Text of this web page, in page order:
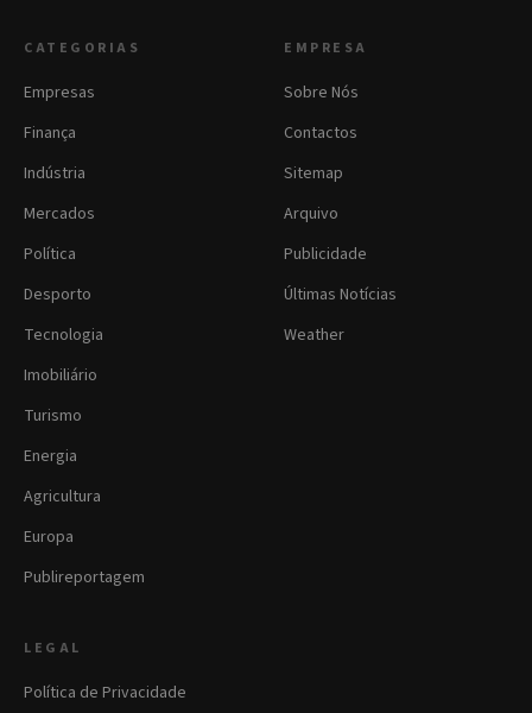
CATEGORIAS
Empresas
Finança
Indústria
Mercados
Política
Desporto
Tecnologia
Imobiliário
Turismo
Energia
Agricultura
Europa
Publireportagem
EMPRESA
Sobre Nós
Contactos
Sitemap
Arquivo
Publicidade
Últimas Notícias
Weather
LEGAL
Política de Privacidade